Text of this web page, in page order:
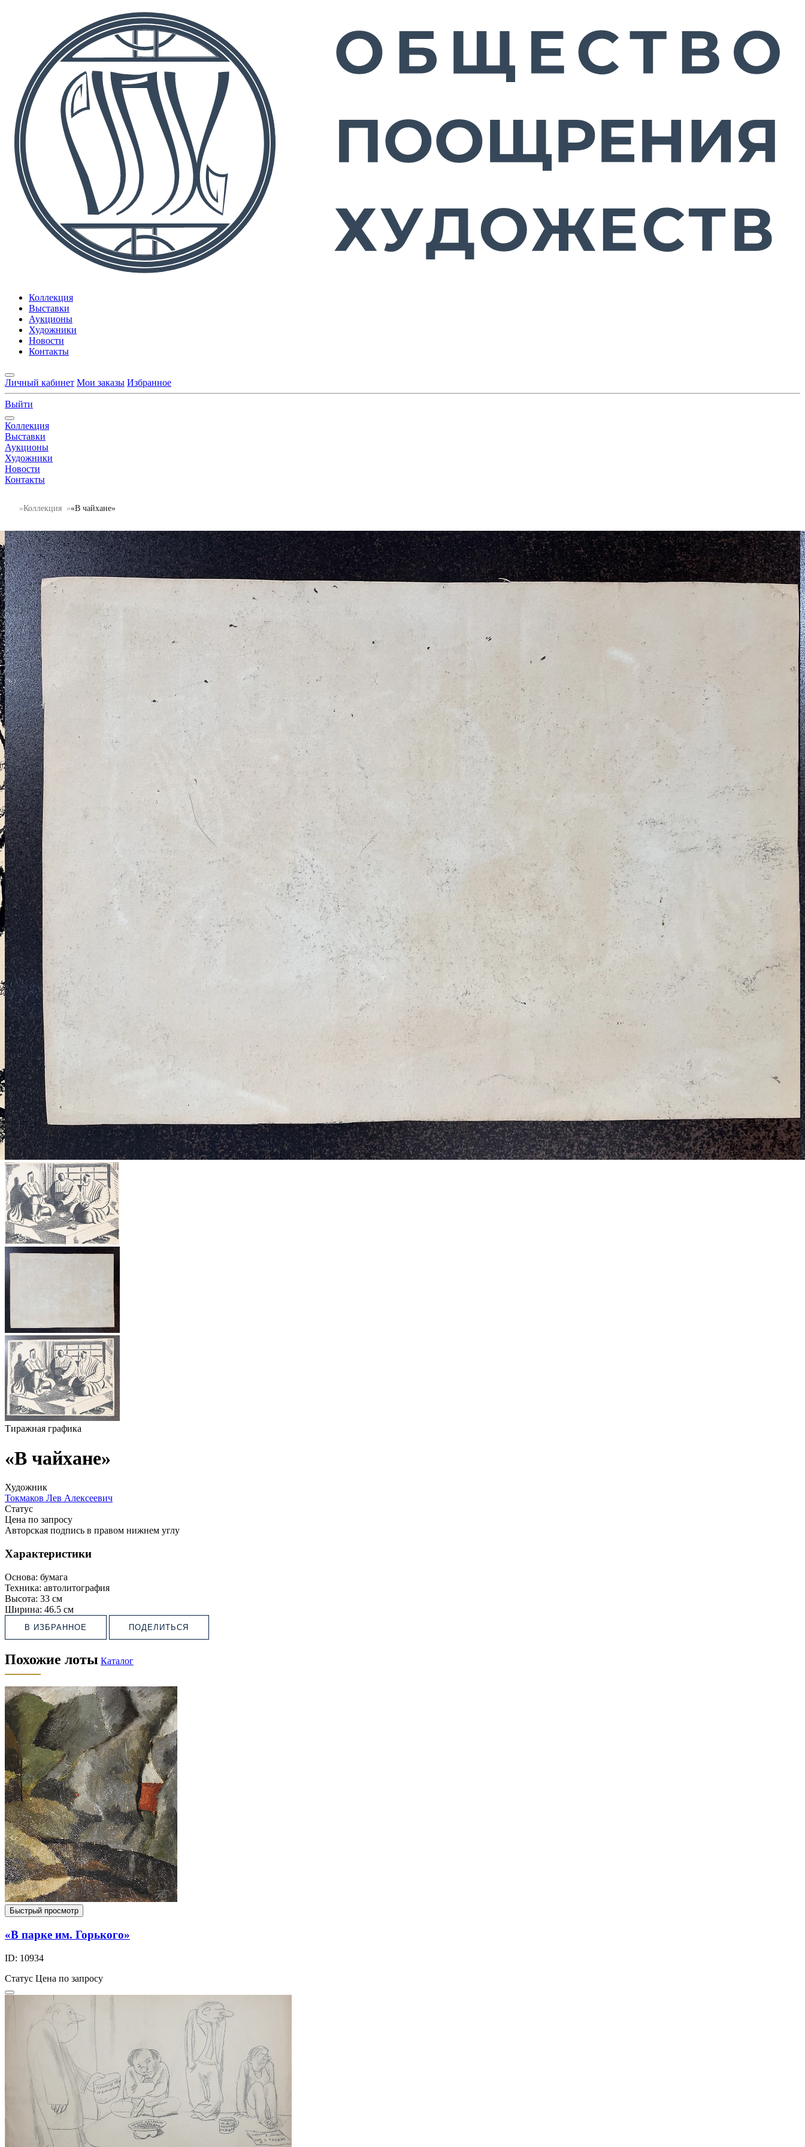
Коллекция
Выставки
Аукционы
Художники
Новости
Контакты
Личный кабинет Мои заказы Избранное
Выйти
Коллекция
Выставки
Аукционы
Художники
Новости
Контакты
Коллекция «В чайхане»
Тиражная графика
«В чайхане»
Художник
Токмаков Лeв Алексеевич
Статус
Цена по запросу
Авторская подпись в правом нижнем углу
Характеристики
Основа: бумага
Техника: автолитография
Высота: 33 см
Ширина: 46.5 см
В ИЗБРАННОЕ ПОДЕЛИТЬСЯ
Похожие лоты Каталог
Быстрый просмотр
«В парке им. Горького»
ID: 10934
Статус Цена по запросу